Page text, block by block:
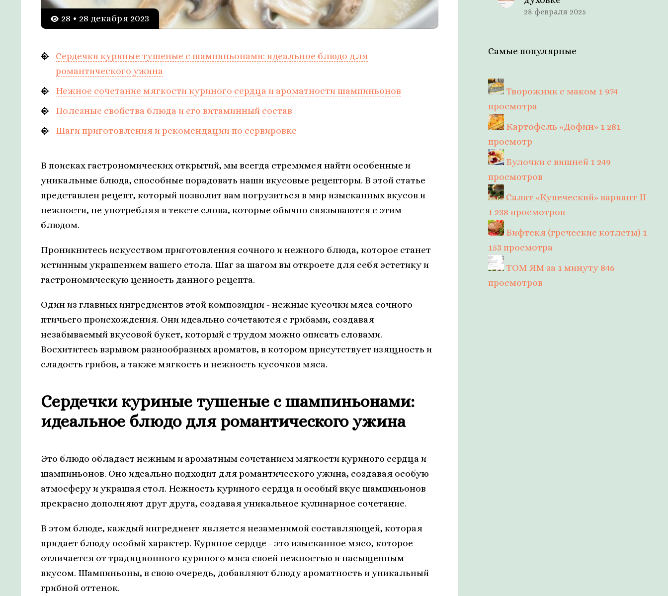
28 • 28 декабря 2023
Сердечки куриные тушеные с шампиньонами: идеальное блюдо для
романтического ужина
Нежное сочетание мягкости куриного сердца и ароматности шампиньонов
Полезные свойства блюда и его витаминный состав
Шаги приготовления и рекомендации по сервировке
В поисках гастрономических открытий, мы всегда стремимся найти особенные и
уникальные блюда, способные порадовать наши вкусовые рецепторы. В этой статье
представлен рецепт, который позволит вам погрузиться в мир изысканных вкусов и
нежности, не употребляя в тексте слова, которые обычно связываются с этим
блюдом.
Проникнитесь искусством приготовления сочного и нежного блюда, которое станет
истинным украшением вашего стола. Шаг за шагом вы откроете для себя эстетику и
гастрономическую ценность данного рецепта.
Один из главных ингредиентов этой композиции - нежные кусочки мяса сочного
птичьего происхождения. Они идеально сочетаются с грибами, создавая
незабываемый вкусовой букет, который с трудом можно описать словами.
Восхититесь взрывом разнообразных ароматов, в котором присутствует изящность и
сладость грибов, а также мягкость и нежность кусочков мяса.
Сердечки куриные тушеные с шампиньонами:
идеальное блюдо для романтического ужина
Это блюдо обладает нежным и ароматным сочетанием мягкости куриного сердца и
шампиньонов. Оно идеально подходит для романтического ужина, создавая особую
атмосферу и украшая стол. Нежность куриного сердца и особый вкус шампиньонов
прекрасно дополняют друг друга, создавая уникальное кулинарное сочетание.
В этом блюде, каждый ингредиент является незаменимой составляющей, которая
придает блюду особый характер. Куриное сердце - это изысканное мясо, которое
отличается от традиционного куриного мяса своей нежностью и насыщенным
вкусом. Шампиньоны, в свою очередь, добавляют блюду ароматность и уникальный
грибной оттенок.
28 февраля 2025
Самые популярные
Творожник с маком 1 974
просмотра
Картофель «Дофин» 1 281
просмотр
Булочки с вишней 1 249
просмотров
Салат «Купеческий» вариант II
1 238 просмотров
Бифтекя (греческие котлеты) 1
153 просмотра
ТОМ ЯМ за 1 минуту 846
просмотров